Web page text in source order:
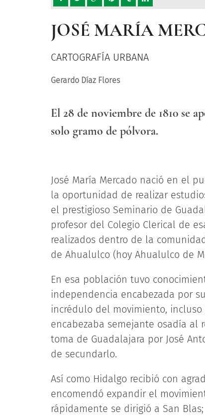
JOSÉ MARÍA
CARTOGRAFÍA URBANA
Gerardo Díaz Flores
El 28 de noviembre de 1810 se
solo gramo de pólvora.
José María Mercado nació en el
la oportunidad de realizar
el prestigioso Seminario de
profesor del Colegio Clerical de
realizados dentro de la
de Ahualulco (hoy Ahualulco de
En esa población tuvo
independencia encabezada por
incrédulo del movimiento,
encabezaba semejante osadía al
toma de Guadalajara por José
de secundarlo.
Así como Hidalgo recibió con
encomendó expandir el
rápidamente se dirigió a San